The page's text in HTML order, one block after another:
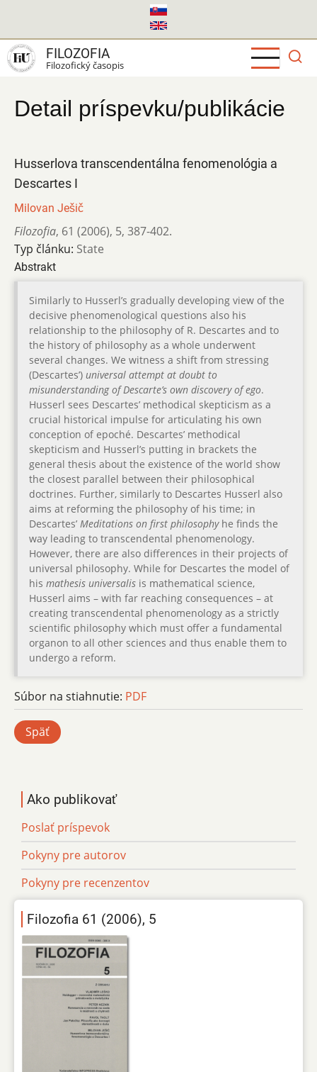
hlavný
obsah
FILOZOFIA
Filozofický časopis
Detail príspevku/publikácie
Husserlova transcendentálna fenomenológia a
Descartes I
Milovan Ješič
Filozofia, 61 (2006), 5, 387-402.
Typ článku: State
Abstrakt
Similarly to Husserl’s gradually developing view of the
decisive phenomenological questions also his
relationship to the philosophy of R. Descartes and to
the history of philosophy as a whole underwent
several changes. We witness a shift from stressing
(Descartes’) universal attempt at doubt to
misunderstanding of Descarte’s own discovery of ego.
Husserl sees Descartes’ methodical skepticism as a
crucial historical impulse for articulating his own
conception of epoché. Descartes’ methodical
skepticism and Husserl’s putting in brackets the
general thesis about the existence of the world show
the closest parallel between their philosophical
doctrines. Further, similarly to Descartes Husserl also
aims at reforming the philosophy of his time; in
Descartes’ Meditations on first philosophy he finds the
way leading to transcendental phenomenology.
However, there are also differences in their projects of
universal philosophy. While for Descartes the model of
his mathesis universalis is mathematical science,
Husserl aims – with far reaching consequences – at
creating transcendental phenomenology as a strictly
scientific philosophy which must offer a fundamental
organon to all other sciences and thus enable them to
undergo a reform.
Súbor na stiahnutie: PDF
Späť
Ako publikovať
Poslať príspevok
Pokyny pre autorov
Pokyny pre recenzentov
Filozofia 61 (2006), 5